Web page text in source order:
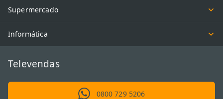
Supermercado
Informática
Televendas
0800 729 5206